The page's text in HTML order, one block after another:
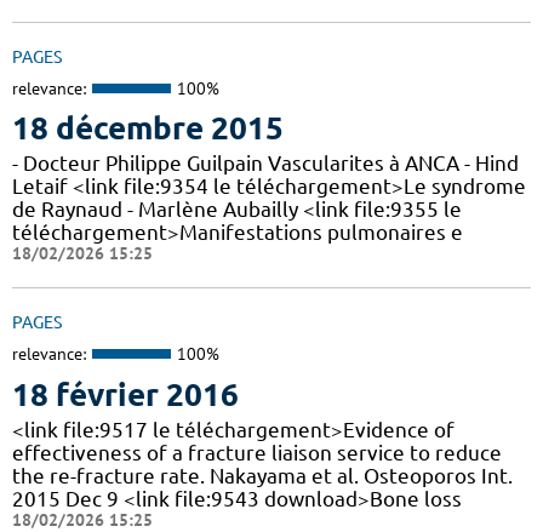
PAGES
relevance: 100%
18 décembre 2015
- Docteur Philippe Guilpain Vascularites à ANCA - Hind
Letaif <link file:9354 le téléchargement>Le syndrome
de Raynaud - Marlène Aubailly <link file:9355 le
téléchargement>Manifestations pulmonaires e
18/02/2026 15:25
PAGES
relevance: 100%
18 février 2016
<link file:9517 le téléchargement>Evidence of
effectiveness of a fracture liaison service to reduce
the re-fracture rate. Nakayama et al. Osteoporos Int.
2015 Dec 9 <link file:9543 download>Bone loss
18/02/2026 15:25